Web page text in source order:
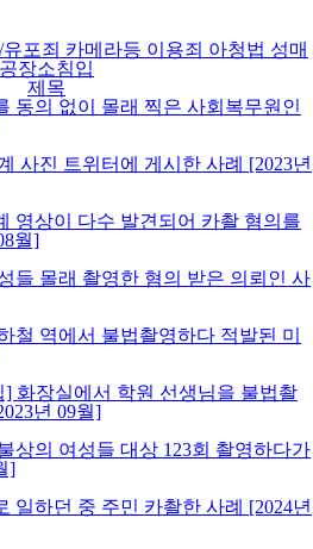
포죄 카메라등 이용죄 아청법 성매
장소침입
제목
동의 없이 몰래 찍은 사회복무원인
사진 트위터에 게시한 사례 [2023년
영상이 다수 발견되어 카촬 혐의를
월]
들 몰래 촬영한 혐의 받은 의뢰인 사
철 역에서 불법촬영하다 적발된 미
화장실에서 학원 선생님을 불법촬
년 09월]
상의 여성들 대상 123회 촬영하다가
]
일하던 중 주민 카촬한 사례 [2024년